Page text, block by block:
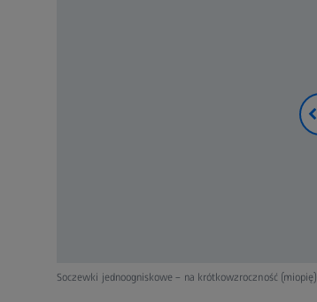
Soczewki jednoogniskowe – na krótkowzroczność (miopię)